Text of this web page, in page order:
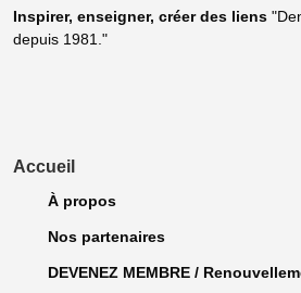
Inspirer, enseigner, créer des liens
depuis 1981."
Accueil
À propos
Nos partenaires
DEVENEZ MEMBRE /